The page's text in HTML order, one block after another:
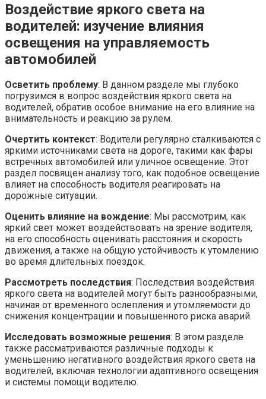
Воздействие яркого света на
водителей: изучение влияния
освещения на управляемость
автомобилей
Осветить проблему: В данном разделе мы глубоко
погрузимся в вопрос воздействия яркого света на
водителей, обратив особое внимание на его влияние на
внимательность и реакцию за рулем.
Очертить контекст: Водители регулярно сталкиваются с
яркими источниками света на дороге, такими как фары
встречных автомобилей или уличное освещение. Этот
раздел посвящен анализу того, как подобное освещение
влияет на способность водителя реагировать на
дорожные ситуации.
Оценить влияние на вождение: Мы рассмотрим, как
яркий свет может воздействовать на зрение водителя,
на его способность оценивать расстояния и скорость
движения, а также на общую устойчивость к утомлению
во время длительных поездок.
Рассмотреть последствия: Последствия воздействия
яркого света на водителей могут быть разнообразными,
начиная от временного ослепления и утомляемости до
снижения концентрации и повышенного риска аварий.
Исследовать возможные решения: В этом разделе
также рассматриваются различные подходы к
уменьшению негативного воздействия яркого света на
водителей, включая технологии адаптивного освещения
и системы помощи водителю.